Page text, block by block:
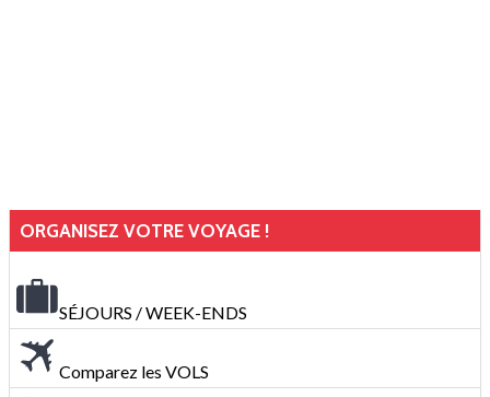
ORGANISEZ VOTRE VOYAGE !
SÉJOURS / WEEK-ENDS
Comparez les VOLS